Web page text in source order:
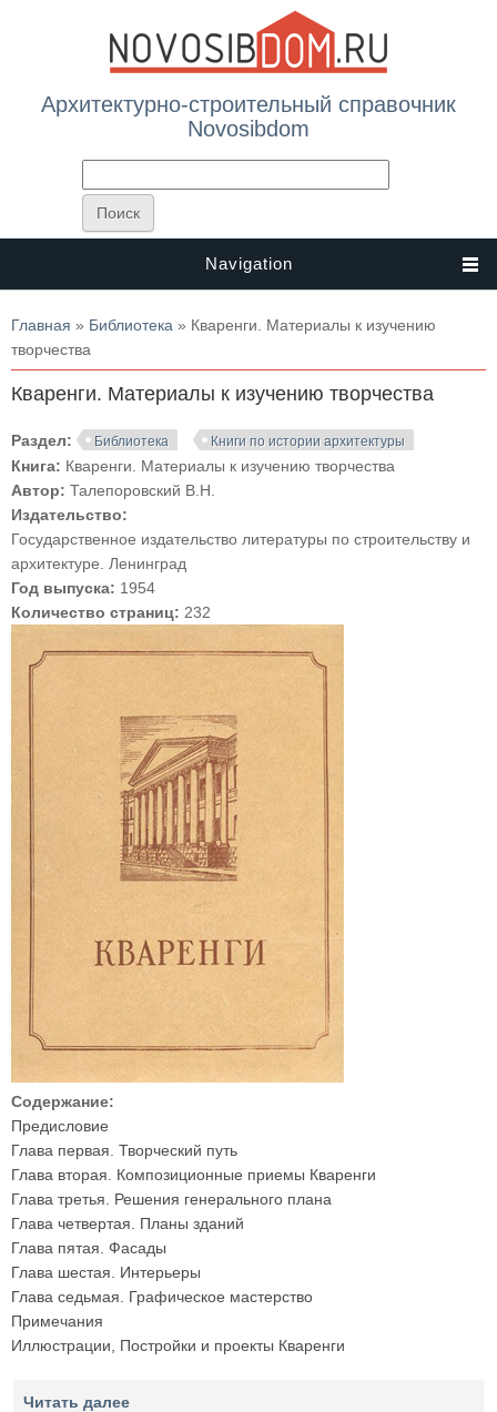
Архитектурно-строительный справочник
Novosibdom
Navigation
Вы здесь
Главная » Библиотека » Кваренги. Материалы к изучению
творчества
Кваренги. Материалы к изучению творчества
Раздел: Библиотека Книги по истории архитектуры
Книга: Кваренги. Материалы к изучению творчества
Автор: Талепоровский В.Н.
Издательство:
Государственное издательство литературы по строительству и
архитектуре. Ленинград
Год выпуска: 1954
Количество страниц: 232
Содержание:
Предисловие
Глава первая. Творческий путь
Глава вторая. Композиционные приемы Кваренги
Глава третья. Решения генерального плана
Глава четвертая. Планы зданий
Глава пятая. Фасады
Глава шестая. Интерьеры
Глава седьмая. Графическое мастерство
Примечания
Иллюстрации, Постройки и проекты Кваренги
Читать далее